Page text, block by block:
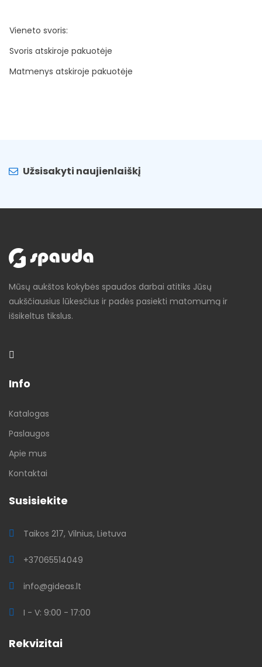
Vieneto svoris:
Svoris atskiroje pakuotėje
Matmenys atskiroje pakuotėje
Užsisakyti naujienlaiškį
Mūsų aukštos kokybės spaudos darbai atitiks Jūsų
aukščiausius lūkesčius ir padės pasiekti matomumą ir
išsikeltus tikslus.
Info
Katalogas
Paslaugos
Apie mus
Kontaktai
Susisiekite
Taikos 217, Vilnius, Lietuva
+37065514049
info@gideas.lt
I - V: 9:00 - 17:00
Rekvizitai